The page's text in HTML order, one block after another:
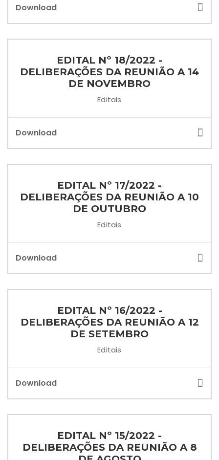
Download
EDITAL Nº 18/2022 -
DELIBERAÇÕES DA REUNIÃO A 14
DE NOVEMBRO
Editais
Download
EDITAL Nº 17/2022 -
DELIBERAÇÕES DA REUNIÃO A 10
DE OUTUBRO
Editais
Download
EDITAL Nº 16/2022 -
DELIBERAÇÕES DA REUNIÃO A 12
DE SETEMBRO
Editais
Download
EDITAL Nº 15/2022 -
DELIBERAÇÕES DA REUNIÃO A 8